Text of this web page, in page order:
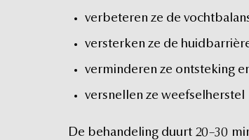
verbeteren ze de
versterken ze de
verminderen ze ontsteking
versnellen ze weefselherstel
De behandeling duurt 20–30